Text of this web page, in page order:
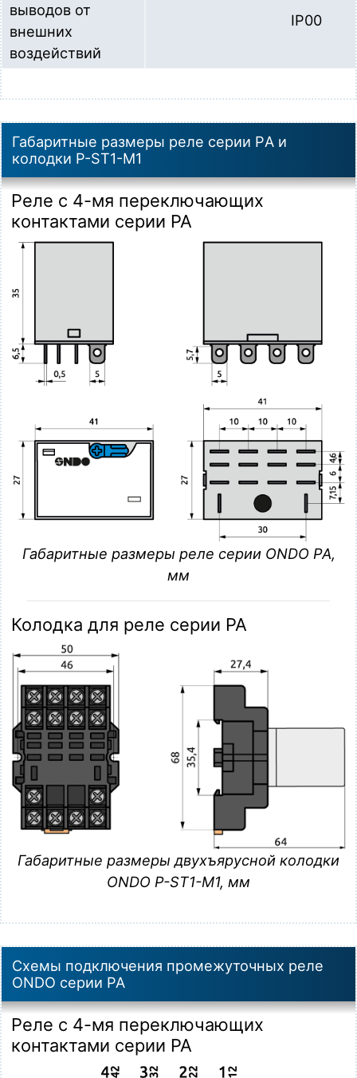
выводов от
внешних
воздействий
IP00
Габаритные размеры реле серии PА и
колодки P-ST1-M1
Реле с 4-мя переключающих
контактами серии PA
Габаритные размеры реле серии ONDO PA,
мм
Колодка для реле серии PA
Габаритные размеры двухъярусной колодки
ONDO P-ST1-M1, мм
Схемы подключения промежуточных реле
ONDO серии PA
Реле с 4-мя переключающих
контактами серии PA